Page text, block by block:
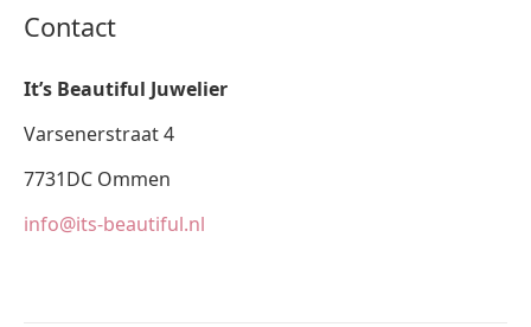
Contact
It’s Beautiful Juwelier
Varsenerstraat 4
7731DC Ommen
info@its-beautiful.nl